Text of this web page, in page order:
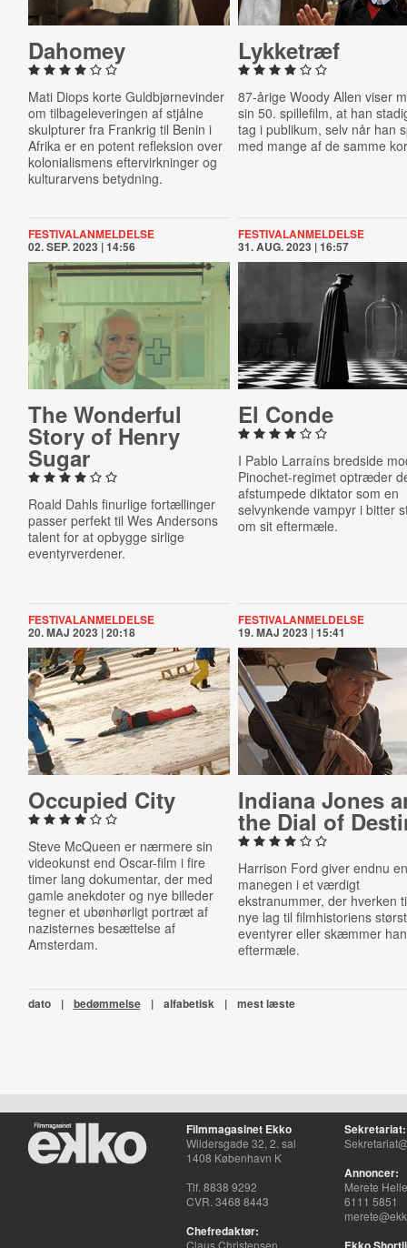
Dahomey
Mati Diops korte Guldbjørnevinder
om tilbageleveringen af stjålne
skulpturer fra Frankrig til Benin i
Afrika er en potent refleksion over
kolonialismens eftervirkninger og
kulturarvens betydning.
Lykketræf
87-årige Woody Allen viser
sin 50. spillefilm, at han
tag i publikum, selv når han
med mange af de samme
FESTIVALANMELDELSE
02. SEP. 2023 | 14:56
The Wonderful
Story of Henry
Sugar
Roald Dahls finurlige fortællinger
passer perfekt til Wes Andersons
talent for at opbygge sirlige
eventyrverdener.
FESTIVALANMELDELSE
31. AUG. 2023 | 16:57
El Conde
I Pablo Larraíns bredside
Pinochet-regimet optræder
afstumpede diktator som en
selvynkende vampyr i bitter
om sit eftermæle.
FESTIVALANMELDELSE
20. MAJ 2023 | 20:18
Occupied City
Steve McQueen er nærmere sin
videokunst end Oscar-film i fire
timer lang dokumentar, der med
gamle anekdoter og nye billeder
tegner et ubønhørligt portræt af
nazisternes besættelse af
Amsterdam.
FESTIVALANMELDELSE
19. MAJ 2023 | 15:41
Indiana Jones
the Dial of
Harrison Ford giver endnu
manegen i et værdigt
ekstranummer, der hverken
nye lag til filmhistoriens
eventyrer eller skæmmer
eftermæle.
dato | bedømmelse | alfabetisk | mest læste
Filmmagasinet Ekko
Wildersgade 32, 2. sal
1408 København K
Tlf. 8838 9292
CVR. 3468 8443
Chefredaktør:
Claus Christensen
Sekretariat:
Annoncer:
Merete
6111 5851